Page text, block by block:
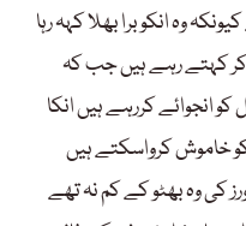
وہ انکو برا بھلا کہہ رہا
کہتے رہے ہیں جب کہ
انجوائے کررہے ہیں انکا
خاموش کرواسکتے ہیں
کی وہ بھٹو کے کم نہ تھے